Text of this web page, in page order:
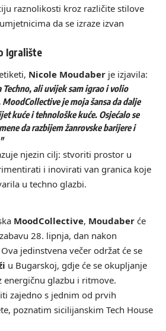
raznolikosti kroz različite stilove
da se izraze izvan
Igralište
Nicole Moudaber je izjavila:
Techno, ali uvijek sam igrao i volio
MoodCollective je moja šansa da dalje
kuće i tehnološke kuće. Osjećalo se
da razbijem žanrovske barijere i
njezin cilj: stvoriti prostor u
i inovirati van granica koje
u techno glazbi.
MoodCollective, Moudaber će
28. lipnja, dan nakon
jedinstvena večer održat će se
u Bugarskoj, gdje će se okupljanje
energičnu glazbu i ritmove.
zajedno s jednim od prvih
poznatim sicilijanskim Tech House